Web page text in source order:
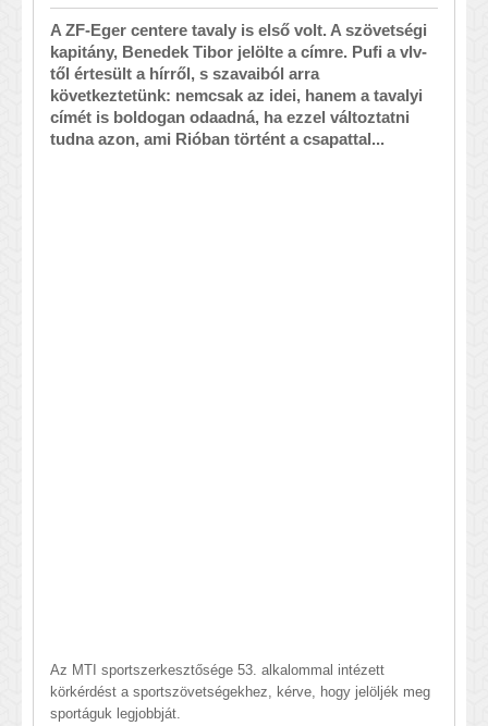
A ZF-Eger centere tavaly is első volt. A szövetségi
kapitány, Benedek Tibor jelölte a címre. Pufi a vlv-
től értesült a hírről, s szavaiból arra
következtetünk: nemcsak az idei, hanem a tavalyi
címét is boldogan odaadná, ha ezzel változtatni
tudna azon, ami Rióban történt a csapattal...
Az MTI sportszerkesztősége 53. alkalommal intézett
körkérdést a sportszövetségekhez, kérve, hogy jelöljék meg
sportáguk legjobbját.